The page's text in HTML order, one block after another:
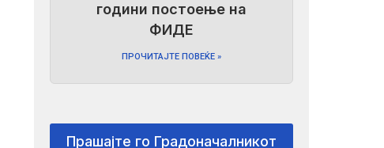
години постоење на
ФИДЕ
ПРОЧИТАЈТЕ ПОВЕЌЕ »
Прашајте го Градоначалникот